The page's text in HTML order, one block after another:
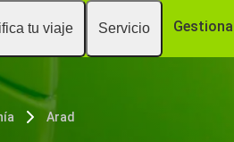
tu viaje Servicio
Arad